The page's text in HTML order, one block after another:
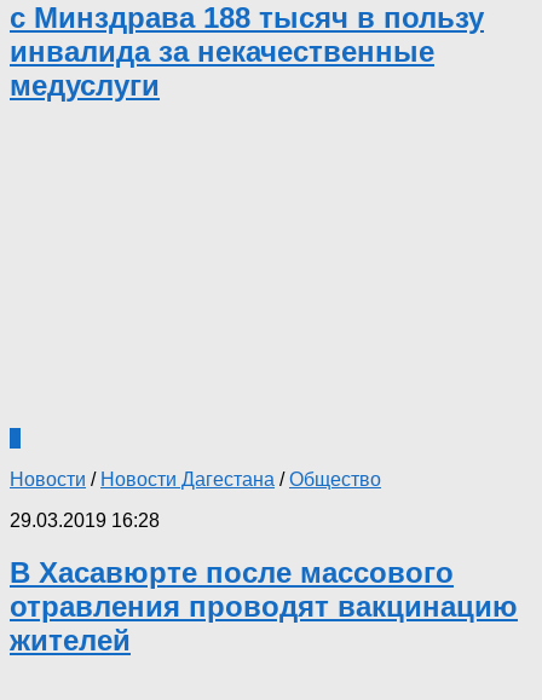
с Минздрава 188 тысяч в пользу
инвалида за некачественные
медуслуги
Новости / Новости Дагестана /Общество
29.03.2019 16:28
В Хасавюрте после массового
отравления проводят вакцинацию
жителей